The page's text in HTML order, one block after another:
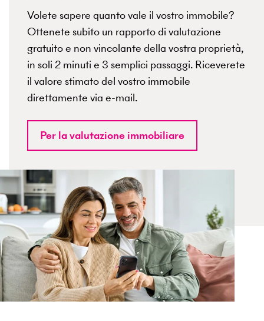
Volete sapere quanto vale il vostro immobile?
Ottenete subito un rapporto di valutazione
gratuito e non vincolante della vostra proprietà,
in soli 2 minuti e 3 semplici passaggi. Riceverete
il valore stimato del vostro immobile
direttamente via e-mail.
Per la valutazione immobiliare